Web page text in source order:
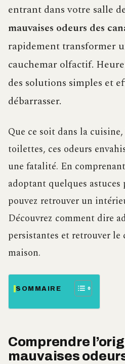
entrant dans votre salle
mauvaises odeurs des
rapidement transformer
cauchemar olfactif.
des solutions simples et
débarrasser.
Que ce soit dans la
toilettes, ces odeurs
une fatalité. En
adoptant quelques astuces
pouvez retrouver un
Découvrez comment dire
persistantes et retrouver le
maison.
SOMMAIRE
Comprendre
mauvaises